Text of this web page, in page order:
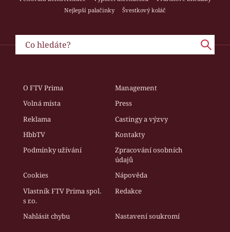
Nejlepší palačinky
Švestkový koláč
O FTV Prima
Management
Volná místa
Press
Reklama
Castingy a výzvy
HbbTV
Kontakty
Podmínky užívání
Zpracování osobních
údajů
Cookies
Nápověda
Vlastník FTV Prima spol.
s r.o.
Redakce
Nahlásit chybu Nastavení soukromí